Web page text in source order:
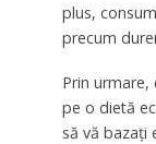
plus,
precum
Prin
pe o dietă
să vă bazați